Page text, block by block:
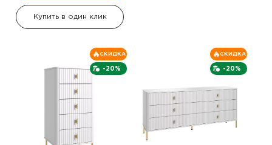
Купить в один клик
-20%
СКИДКА
-20%
СКИДКА